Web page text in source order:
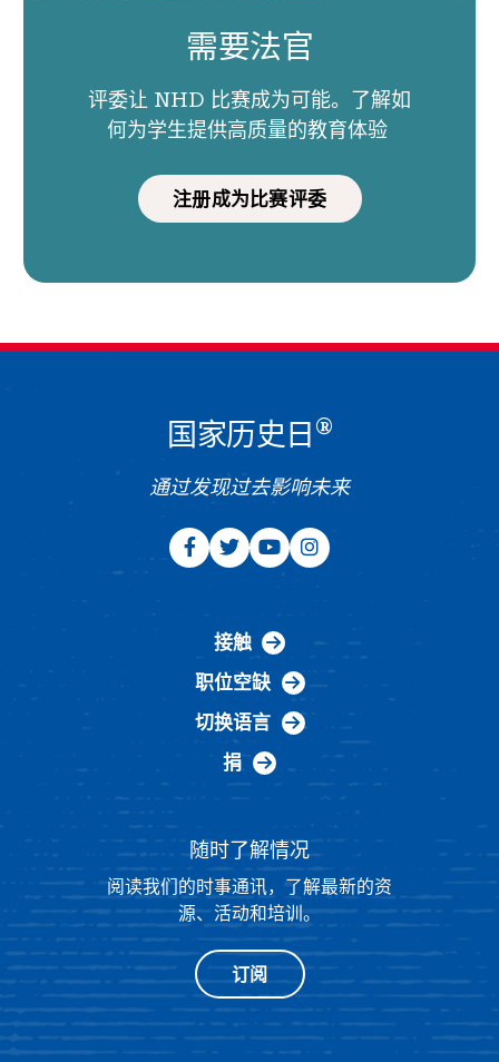
需要法官
评委让 NHD 比赛成为可能。了解如
何为学生提供高质量的教育体验
注册成为比赛评委
国家历史日 ®
通过发现过去影响未来
接触
职位空缺
切换语言
捐
随时了解情况
阅读我们的时事通讯，了解最新的资
源、活动和培训。
订阅